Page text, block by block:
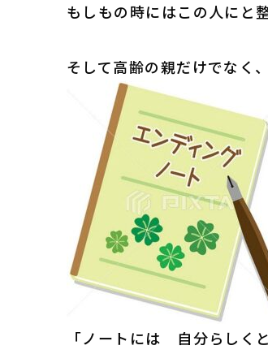
もしもの時にはこの人にと
そして高齢の親だけでなく
「ノートには 自分らしく